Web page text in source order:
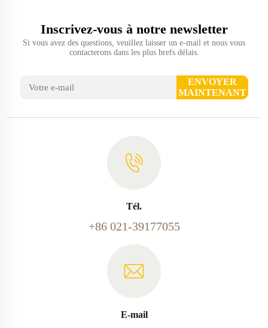
Inscrivez-vous à notre newsletter
Si vous avez des questions, veuillez laisser un e-mail et nous vous
contacterons dans les plus brefs délais.
ENVOYER
MAINTENANT
Tél.
+86 021-39177055
E-mail